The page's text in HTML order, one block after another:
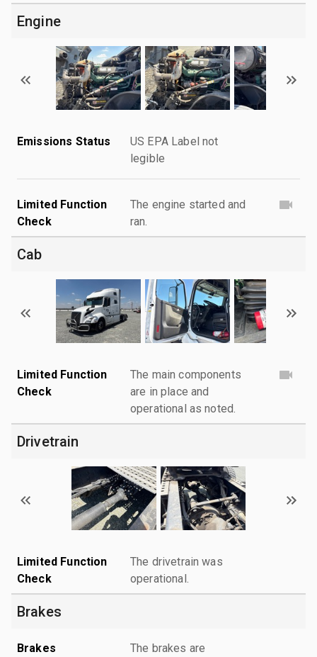
Engine
Emissions Status
US EPA Label not
legible
Limited Function
Check
The engine started and
ran.
Cab
Limited Function
Check
The main components
are in place and
operational as noted.
Drivetrain
Limited Function
Check
The drivetrain was
operational.
Brakes
Brakes The brakes are